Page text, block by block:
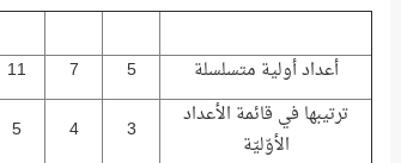
أعداد أولية متسلسلة
5
7
11
ترتيبها في قائمة الأعداد
الأوّليّة
3
4
5